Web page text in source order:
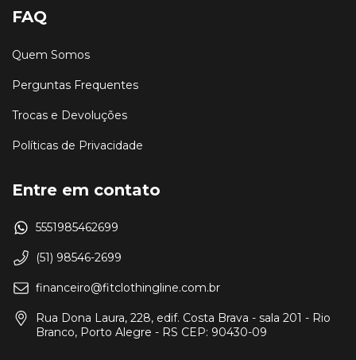
FAQ
Quem Somos
Perguntas Frequentes
Trocas e Devoluções
Políticas de Privacidade
Entre em contato
5551985462699
(51) 98546-2699
financeiro@fitclothingline.com.br
Rua Dona Laura, 228, edif. Costa Brava - sala 201 - Rio
Branco, Porto Alegre - RS CEP: 90430-09